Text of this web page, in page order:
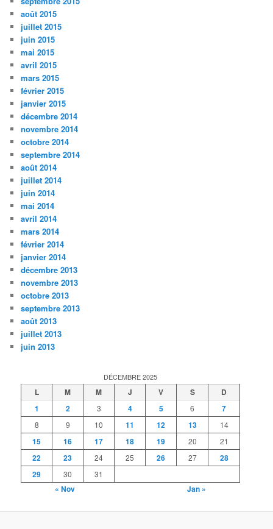
août 2015
juillet 2015
juin 2015
mai 2015
avril 2015
mars 2015
février 2015
janvier 2015
décembre 2014
novembre 2014
octobre 2014
septembre 2014
août 2014
juillet 2014
juin 2014
mai 2014
avril 2014
mars 2014
février 2014
janvier 2014
décembre 2013
novembre 2013
octobre 2013
septembre 2013
août 2013
juillet 2013
juin 2013
DÉCEMBRE 2025
L M M J V S
D
1
2 3 4 5 6 7
8 9 10 11 12 13 14
15 16 17 18 19 20 21
22 23 24 25 26 27
28
29
30 31
« Nov Jan »